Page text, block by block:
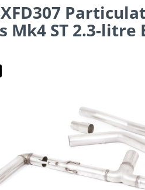
Mk4 ST 2.3-litre